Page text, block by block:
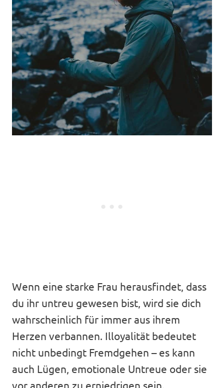
Wenn eine starke Frau herausfindet, dass
du ihr untreu gewesen bist, wird sie dich
wahrscheinlich für immer aus ihrem
Herzen verbannen. Illoyalität bedeutet
nicht unbedingt Fremdgehen – es kann
auch Lügen, emotionale Untreue oder sie
vor anderen zu erniedrigen sein.